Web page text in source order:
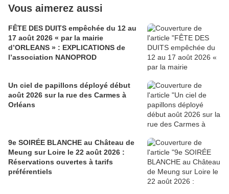
Vous aimerez aussi
FÊTE DES DUITS empêchée du 12 au
17 août 2026 « par la mairie
d’ORLEANS » : EXPLICATIONS de
l’association NANOPROD
Un ciel de papillons déployé début
août 2026 sur la rue des Carmes à
Orléans
9e SOIRÉE BLANCHE au Château de
Meung sur Loire le 22 août 2026 :
Réservations ouvertes à tarifs
préférentiels